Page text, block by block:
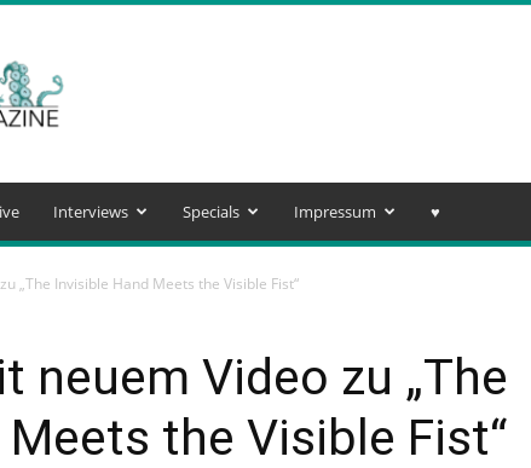
Interviews Specials Impressum ♥️
„The Invisible Hand Meets the Visible Fist“
neuem Video zu „The
the Visible Fist“